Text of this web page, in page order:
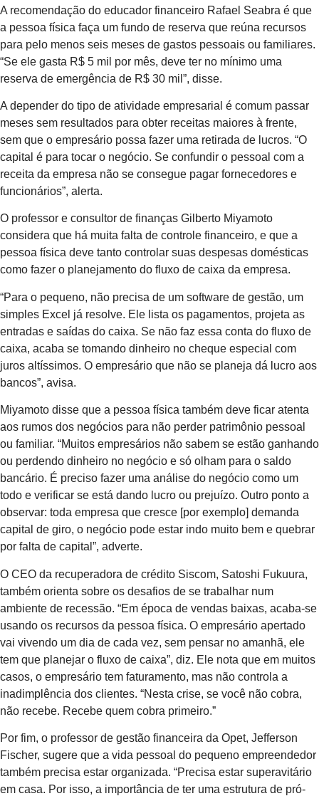
A recomendação do educador financeiro Rafael Seabra é que
a pessoa física faça um fundo de reserva que reúna recursos
para pelo menos seis meses de gastos pessoais ou familiares.
“Se ele gasta R$ 5 mil por mês, deve ter no mínimo uma
reserva de emergência de R$ 30 mil”, disse.
A depender do tipo de atividade empresarial é comum passar
meses sem resultados para obter receitas maiores à frente,
sem que o empresário possa fazer uma retirada de lucros. “O
capital é para tocar o negócio. Se confundir o pessoal com a
receita da empresa não se consegue pagar fornecedores e
funcionários”, alerta.
O professor e consultor de finanças Gilberto Miyamoto
considera que há muita falta de controle financeiro, e que a
pessoa física deve tanto controlar suas despesas domésticas
como fazer o planejamento do fluxo de caixa da empresa.
“Para o pequeno, não precisa de um software de gestão, um
simples Excel já resolve. Ele lista os pagamentos, projeta as
entradas e saídas do caixa. Se não faz essa conta do fluxo de
caixa, acaba se tomando dinheiro no cheque especial com
juros altíssimos. O empresário que não se planeja dá lucro aos
bancos”, avisa.
Miyamoto disse que a pessoa física também deve ficar atenta
aos rumos dos negócios para não perder patrimônio pessoal
ou familiar. “Muitos empresários não sabem se estão ganhando
ou perdendo dinheiro no negócio e só olham para o saldo
bancário. É preciso fazer uma análise do negócio como um
todo e verificar se está dando lucro ou prejuízo. Outro ponto a
observar: toda empresa que cresce [por exemplo] demanda
capital de giro, o negócio pode estar indo muito bem e quebrar
por falta de capital”, adverte.
O CEO da recuperadora de crédito Siscom, Satoshi Fukuura,
também orienta sobre os desafios de se trabalhar num
ambiente de recessão. “Em época de vendas baixas, acaba-se
usando os recursos da pessoa física. O empresário apertado
vai vivendo um dia de cada vez, sem pensar no amanhã, ele
tem que planejar o fluxo de caixa”, diz. Ele nota que em muitos
casos, o empresário tem faturamento, mas não controla a
inadimplência dos clientes. “Nesta crise, se você não cobra,
não recebe. Recebe quem cobra primeiro.”
Por fim, o professor de gestão financeira da Opet, Jefferson
Fischer, sugere que a vida pessoal do pequeno empreendedor
também precisa estar organizada. “Precisa estar superavitário
em casa. Por isso, a importância de ter uma estrutura de pró-